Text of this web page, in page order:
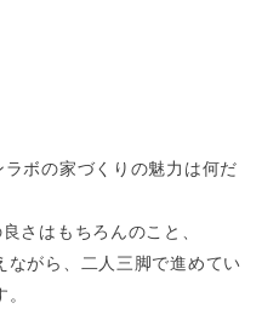
ボの家づくりの魅力は何だ
さはもちろんのこと、
ながら、二人三脚で進めてい